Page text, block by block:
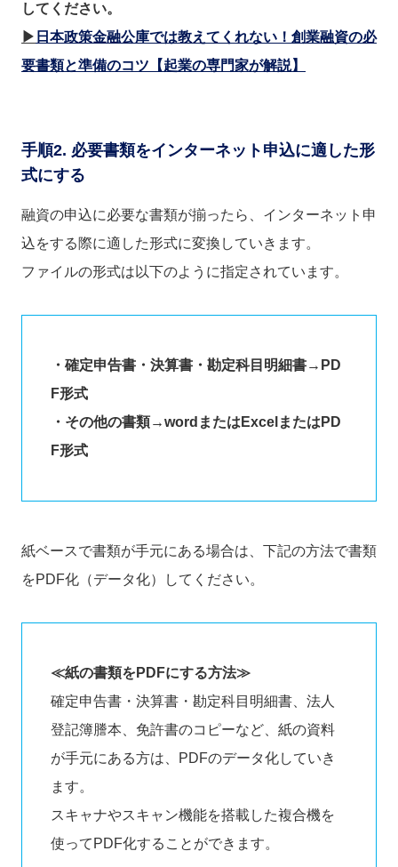
してください。
▶ 日本政策金融公庫では教えてくれない！創業融資の必
要書類と準備のコツ【起業の専門家が解説】
手順2. 必要書類をインターネット申込に適した形
式にする
融資の申込に必要な書類が揃ったら、インターネット申
込をする際に適した形式に変換していきます。
ファイルの形式は以下のように指定されています。
・確定申告書・決算書・勘定科目明細書→PD
F形式
・その他の書類→wordまたはExcelまたはPD
F形式
紙ベースで書類が手元にある場合は、下記の方法で書類
をPDF化（データ化）してください。
≪紙の書類をPDFにする方法≫
確定申告書・決算書・勘定科目明細書、法人
登記簿謄本、免許書のコピーなど、紙の資料
が手元にある方は、PDFのデータ化していき
ます。
スキャナやスキャン機能を搭載した複合機を
使ってPDF化することができます。